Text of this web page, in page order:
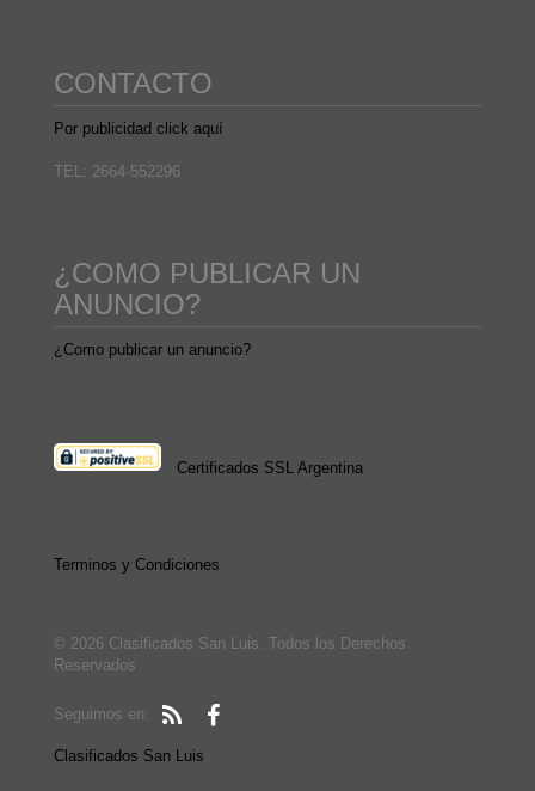
CONTACTO
Por publicidad click aquí
TEL: 2664-552296
¿COMO PUBLICAR UN
ANUNCIO?
¿Como publicar un anuncio?
Certificados SSL Argentina
Terminos y Condiciones
© 2026 Clasificados San Luis. Todos los Derechos
Reservados
Seguimos en:
Clasificados San Luis